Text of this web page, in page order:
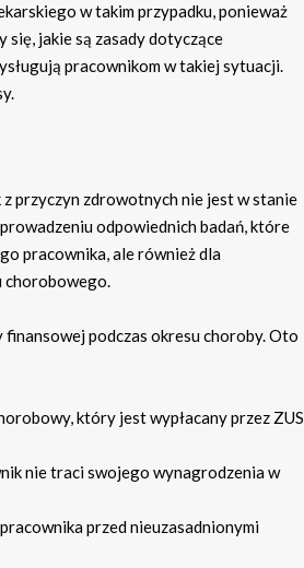
w takim przypadku, ponieważ
się, jakie są zasady dotyczące
pracownikom w takiej sytuacji.
przyczyn zdrowotnych nie jest w stanie
odpowiednich badań, które
pracownika, ale również dla
chorobowego.
podczas okresu choroby. Oto
który jest wypłacany przez ZUS
nie traci swojego wynagrodzenia w
przed nieuzasadnionymi